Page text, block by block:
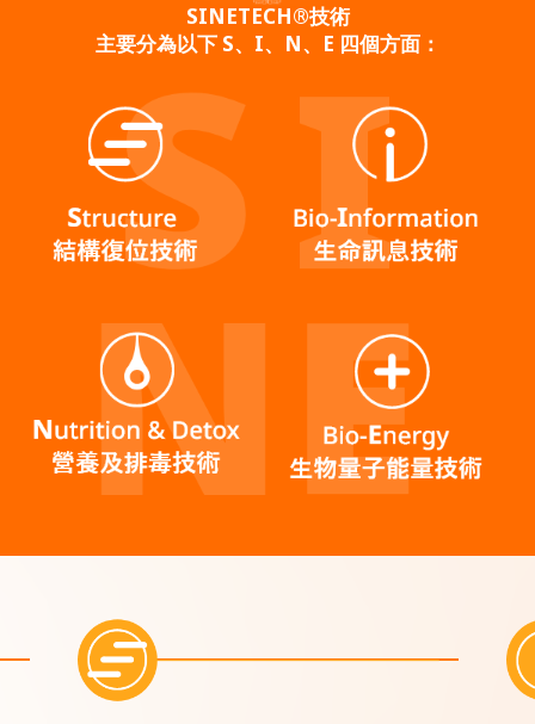
SINETECH®技術
主要分為以下 S、I、N、E 四個方面：